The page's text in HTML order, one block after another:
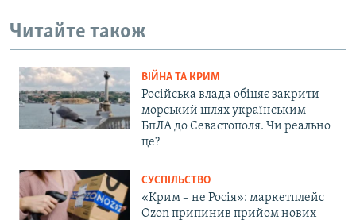
Читайте також
ВІЙНА ТА КРИМ
Російська влада обіцяє закрити
морський шлях українським
БпЛА до Севастополя. Чи реально
це?
СУСПІЛЬСТВО
«Крим – не Росія»: маркетплейс
Ozon припинив прийом нових